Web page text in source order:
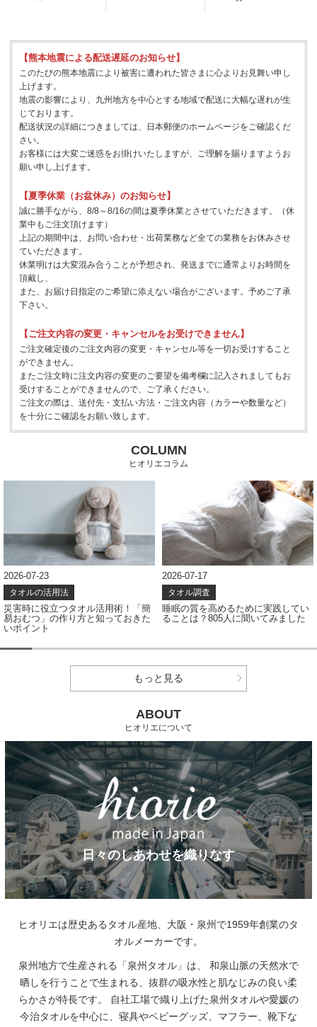
【熊本地震による配送遅延のお知らせ】
このたびの熊本地震により被害に遭われた皆さまに心よりお見舞い申し
上げます。
地震の影響により、九州地方を中心とする地域で配送に大幅な遅れが生
じております。
配送状況の詳細につきましては、日本郵便のホームページをご確認くだ
さい。
お客様には大変ご迷惑をお掛けいたしますが、ご理解を賜りますようお
願い申し上げます。
【夏季休業（お盆休み）のお知らせ】
誠に勝手ながら、8/8～8/16の間は夏季休業とさせていただきます。（休
業中もご注文頂けます）
上記の期間中は、お問い合わせ・出荷業務など全ての業務をお休みさせ
ていただきます。
休業明けは大変混み合うことが予想され、発送までに通常よりお時間を
頂戴し、
また、お届け日指定のご希望に添えない場合がございます。予めご了承
下さい。
【ご注文内容の変更・キャンセルをお受けできません】
ご注文確定後のご注文内容の変更・キャンセル等を一切お受けすること
ができません。
またご注文時に注文内容の変更のご要望を備考欄に記入されましてもお
受けすることができませんので、ご了承ください。
ご注文の際は、送付先・支払い方法・ご注文内容（カラーや数量など）
を十分にご確認をお願い致します。
COLUMN
ヒオリエコラム
2026-07-23
タオルの活用法
災害時に役立つタオル活用術！「簡
易おむつ」の作り方と知っておきた
いポイント
2026-07-17
タオル調査
睡眠の質を高めるために実践してい
ることは？805人に聞いてみました
もっと見る
ABOUT
ヒオリエについて
日々のしあわせを織りなす
ヒオリエは歴史あるタオル産地、大阪・泉州で1959年創業のタ
オルメーカーです。
泉州地方で生産される「泉州タオル」は、
和泉山脈の天然水で
晒しを行うことで生まれる、抜群の吸水性と肌なじみの良い柔
らかさが特長です。
自社工場で織り上げた泉州タオルや愛媛の
今治タオルを中心に、寝具やベビーグッズ、マフラー、靴下な